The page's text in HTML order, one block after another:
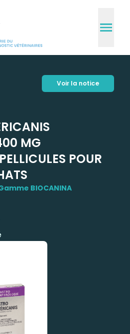
MG
POUR
BIOCANINA
Voir la notice